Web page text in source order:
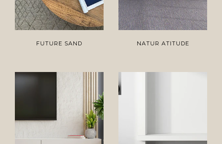
FUTURE SAND NATUR ATITUDE